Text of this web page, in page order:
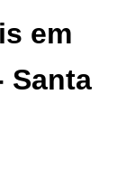
em
Santa